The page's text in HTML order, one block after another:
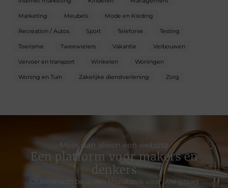
Marketing Meubels Mode en Kleding
Recreation / Autos Sport Telefonie Testing
Toerisme Tweewielers Vakantie Verbouwen
Vervoer en transport Winkelen Woningen
Woning en Tuin Zakelijke dienstverlening Zorg
Meer dan alleen een website
Een platform voor makers en
denkers
Clubcorrado.be is een thuisbasis voor wie graag